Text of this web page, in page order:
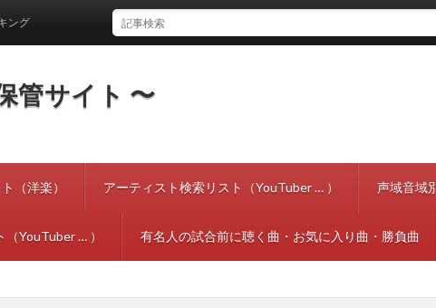
サイト 〜
（洋楽） アーティスト検索リスト（YouTuber … ） 声域音域
YouTuber … ） 有名人の試合前に聴く曲・お気に入り曲・勝負曲